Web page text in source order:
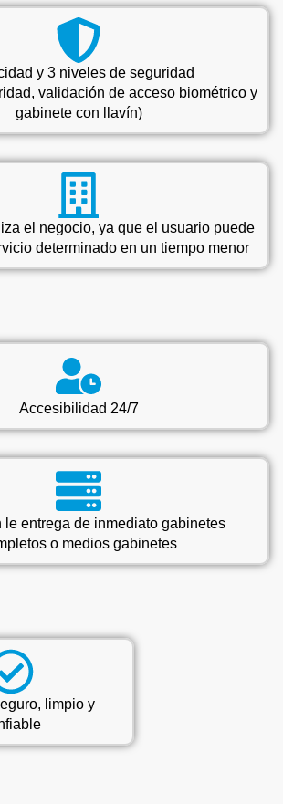
y 3 niveles de seguridad
validación de acceso biométrico y
gabinete con llavín)
el negocio, ya que el usuario puede
determinado en un tiempo menor
Accesibilidad 24/7
le entrega de inmediato gabinetes
o medios gabinetes
limpio y